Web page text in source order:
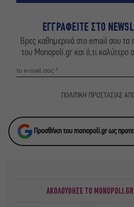
ΕΓΓΡΑΦΕΙΤΕ ΣΤΟ
Βρες καθημερινά στο email σου τα
του Monopoli.gr και ό,τι καλύτερο
ΠΟΛΙΤΙΚΗ ΠΡΟΣΤΑΣΙΑΣ
Προσθήκη του monopoli.gr ως
ΑΚΟΛΟΥΘΗΣΕ ΤΟ